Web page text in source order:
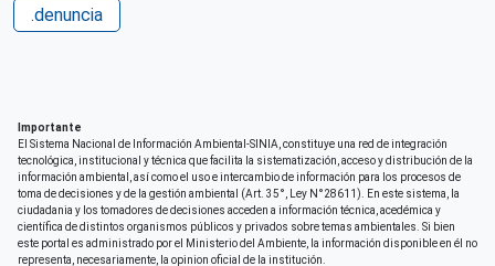
.denuncia
Importante
El Sistema Nacional de Información Ambiental-SINIA, constituye una red de integración
tecnológica, institucional y técnica que facilita la sistematización, acceso y distribución de la
información ambiental, así como el uso e intercambio de información para los procesos de
toma de decisiones y de la gestión ambiental (Art. 35°, Ley N°28611). En este sistema, la
ciudadania y los tomadores de decisiones acceden a información técnica, acedémica y
científica de distintos organismos públicos y privados sobre temas ambientales. Si bien
este portal es administrado por el Ministerio del Ambiente, la información disponible en él no
representa, necesariamente, la opinion oficial de la institución.